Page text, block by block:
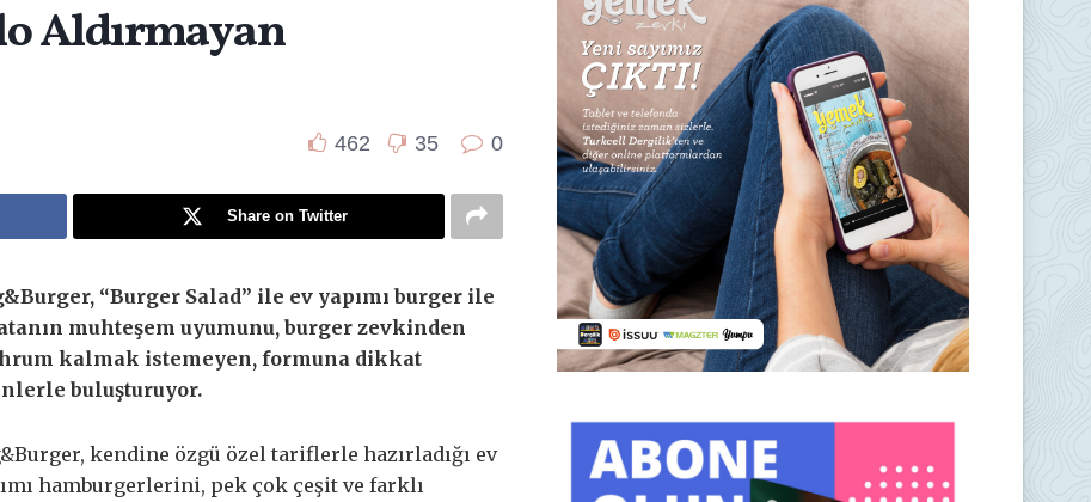
Aldırmayan
462 35 0
Share on Twitter
“Burger Salad” ile ev yapımı burger ile
muhteşem uyumunu, burger zevkinden
kalmak istemeyen, formuna dikkat
buluşturuyor.
kendine özgü özel tariflerle hazırladığı ev
hamburgerlerini, pek çok çeşit ve farklı